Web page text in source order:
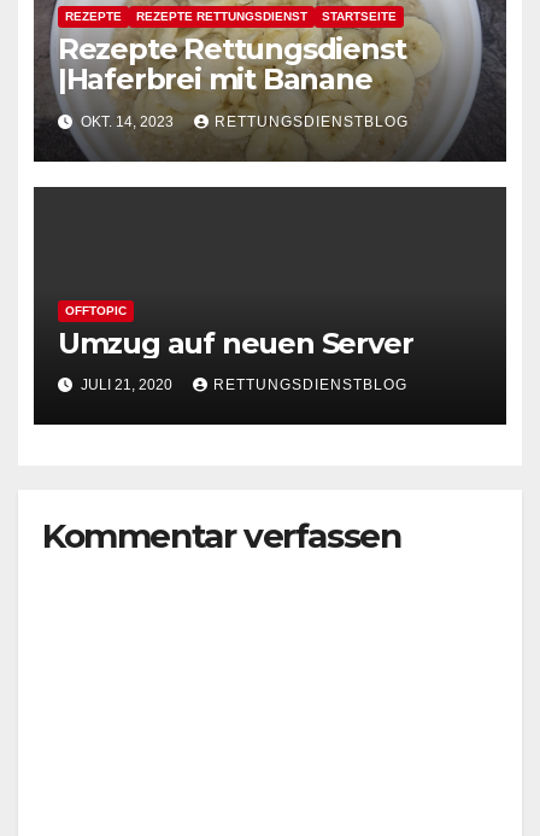
REZEPTE REZEPTE RETTUNGSDIENST STARTSEITE
Rezepte Rettungsdienst
|Haferbrei mit Banane
OKT. 14, 2023 RETTUNGSDIENSTBLOG
OFFTOPIC
Umzug auf neuen Server
JULI 21, 2020 RETTUNGSDIENSTBLOG
Kommentar verfassen